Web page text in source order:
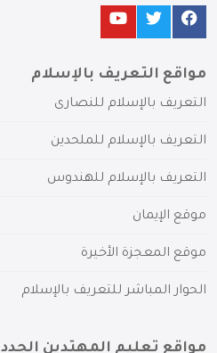
مواقع التعريف بالإسلام
التعريف بالإسلام للنصارى
التعريف بالإسلام للملحدين
التعريف بالإسلام للهندوس
موقع الإيمان
موقع المعجزة الأخيرة
الحوار المباشر للتعريف بالإسلام
مواقع تعليم المهتدين الجدد